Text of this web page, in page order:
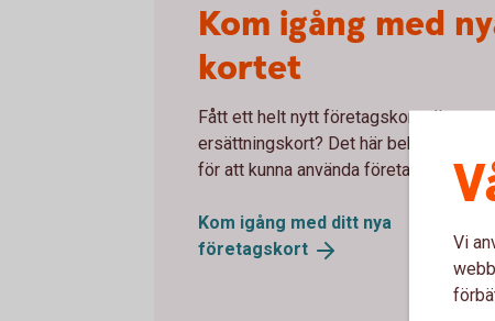
Kom igång med
kortet
Fått ett helt nytt företagskort eller ett
ersättningskort? Det här behöver du
för att kunna använda företagets nya
Kom igång med ditt nya
företagskort
Vi